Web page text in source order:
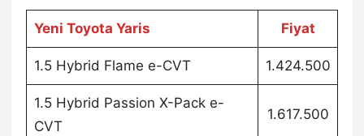
Yeni Toyota Yaris Fiyat
1.5 Hybrid Flame e-CVT 1.424.500
1.5 Hybrid Passion X-Pack e-
CVT
1.617.500